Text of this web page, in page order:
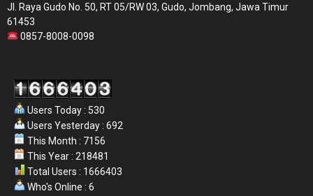
Jl. Raya Gudo No. 50, RT 05/RW 03, Gudo, Jombang, Jawa Timur
61453
0857-8008-0098
Users Today : 530
Users Yesterday : 692
This Month : 7156
This Year : 218481
Total Users : 1666403
Who's Online : 6